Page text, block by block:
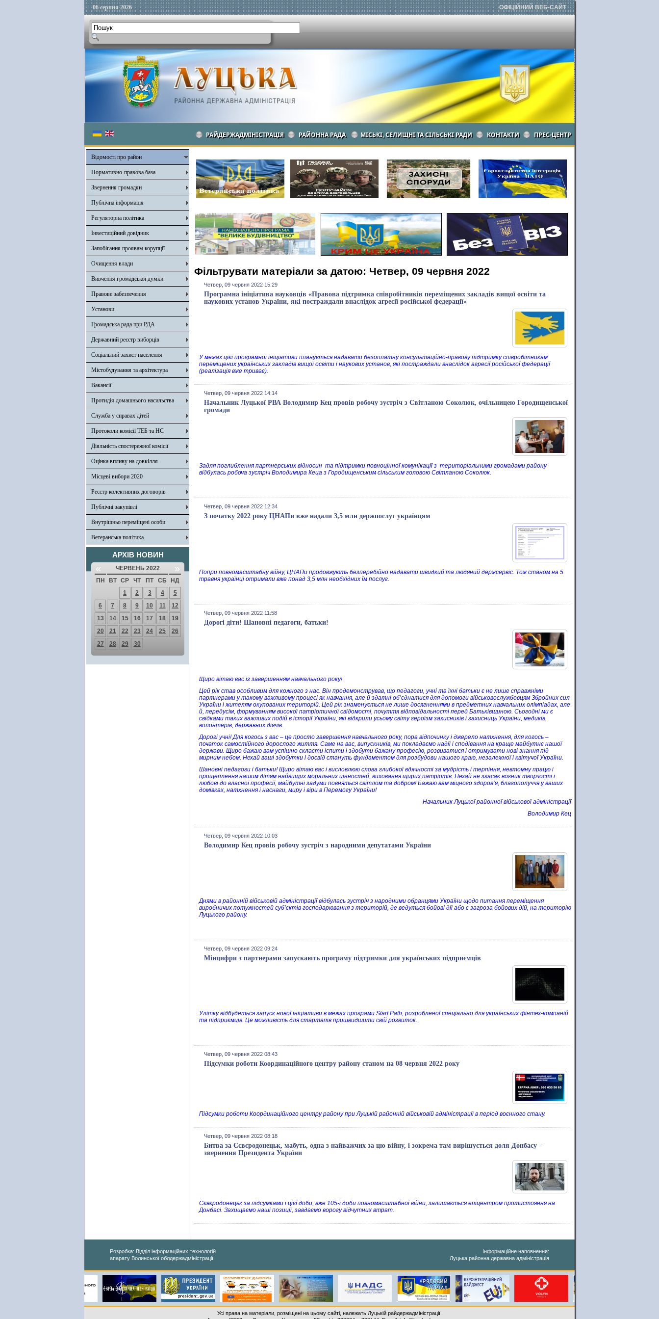
06 серпня 2026 ОФІЦІЙНИЙ ВЕБ-САЙТ
РАЙДЕРЖАДМІНІСТРАЦІЯ РАЙОННА РАДА МІСЬКІ, СЕЛИЩНІ ТА СІЛЬСЬКІ РАДИ КОНТАКТИ ПРЕС-ЦЕНТР
Відомості про район
Нормативно-правова база
Звернення громадян
Публічна інформація
Регуляторна політика
Інвестиційний довідник
Запобігання проявам корупції
Очищення влади
Вивчення громадської думки
Правове забезпечення
Установи
Громадська рада при РДА
Державний реєстр виборців
Соціальний захист населення
Містобудування та архітектура
Вакансії
Протидія домашнього насильства
Служба у справах дітей
Протоколи комісії ТЕБ та НС
Діяльність спостережної комісії
Оцінка впливу на довкілля
Місцеві вибори 2020
Реєстр колективних договорів
Публічні закупівлі
Внутрішньо переміщені особи
Ветеранська політика
АРХІВ НОВИН
« ЧЕРВЕНЬ 2022 »
ПН ВТ СР ЧТ ПТ СБ
НД
1
2 3 4
5
6
7 8 9 10 11
12
13
14 15 16 17 18
19
20
21 22 23 24 25
26
27
28 29 30
Фільтрувати матеріали за датою: Четвер, 09 червня 2022
Четвер, 09 червня 2022 15:29
Програмна ініціатива науковців «Правова підтримка співробітників переміщених закладів вищої освіти та
наукових установ України, які постраждали внаслідок агресії роcійcької федерації»
У межах цієї програмної ініціативи планується надавати безоплатну консультаційно-правову підтримку співробітникам
переміщених українських закладів вищої освіти і наукових установ, які постраждали внаслідок агресії російської федерації
(реалізація вже триває).
Четвер, 09 червня 2022 14:14
Начальник Луцької РВА Володимир Кец провів робочу зустріч з Світланою Соколюк, очільницею Городищенської
громади
Задля поглиблення партнерських відносин та підтримки повноцінної комунікації з територіальними громадами району
відбулась робоча зустріч Володимира Кеца з Городищенським сільським головою Світланою Соколюк.
Четвер, 09 червня 2022 12:34
З початку 2022 року ЦНАПи вже надали 3,5 млн держпослуг українцям
Попри повномасштабну війну, ЦНАПи продовжують безперебійно надавати швидкий та людяний держсервіс. Тож станом на 5
травня українці отримали вже понад 3,5 млн необхідних їм послуг.
Четвер, 09 червня 2022 11:58
Дорогі діти! Шановні педагоги, батьки!
Щиро вітаю вас із завершенням навчального року!
Цей рік став особливим для кожного з нас. Він продемонстрував, що педагоги, учні та їхні батьки є не лише справжніми
партнерами у такому важливому процесі як навчання, але й здатні об’єднатися для допомоги військовослужбовцям Збройних сил
України і жителям окупованих територій. Цей рік знаменується не лише досягненнями в предметних навчальних олімпіадах, але
й, передусім, формуванням високої патріотичної свідомості, почуття відповідальності перед Батьківщиною. Сьогодні ми є
свідками таких важливих подій в історії України, які відкрили усьому світу героїзм захисників і захисниць України, медиків,
волонтерів, державних діячів.
Дорогі учні! Для когось з вас – це просто завершення навчального року, пора відпочинку і джерело натхнення, для когось –
початок самостійного дорослого життя. Саме на вас, випускників, ми покладаємо надії і сподівання на краще майбутнє нашої
держави. Щиро бажаю вам успішно скласти іспити і здобути бажану професію, розвиватися і отримувати нові знання під
мирним небом. Нехай ваші здобутки і досвід стануть фундаментом для розбудови нашого краю, незалежної і квітучої України.
Шановні педагоги і батьки! Щиро вітаю вас і висловлюю слова глибокої вдячності за мудрість і терпіння, невтомну працю і
прищеплення нашим дітям найвищих моральних цінностей, виховання щирих патріотів. Нехай не згасає вогник творчості і
любові до власної професії, майбутні задуми повняться світлом та добром! Бажаю вам міцного здоров’я, благополуччя у ваших
домівках, натхнення і наснаги, миру і віри в Перемогу України!
Начальник Луцької районної військової адміністрації
Володимир Кец
Четвер, 09 червня 2022 10:03
Володимир Кец провів робочу зустріч з народними депутатами України
Днями в районній військовій адміністрації відбулась зустріч з народними обранцями України щодо питання переміщення
виробничих потужностей суб’єктів господарювання з територій, де ведуться бойові дії або є загроза бойових дій, на територію
Луцького району.
Четвер, 09 червня 2022 09:24
Мінцифри з партнерами запускають програму підтримки для українських підприємців
Улітку відбудеться запуск нової ініціативи в межах програми Start Path, розробленої спеціально для українських фінтех-компаній
та підприємців. Це можливість для стартапів пришвидшити свій розвиток.
Четвер, 09 червня 2022 08:43
Підсумки роботи Координаційного центру району станом на 08 червня 2022 року
Підсумки роботи Координаційного центру району при Луцькій районній військовій адміністрації в період воєнного стану.
Четвер, 09 червня 2022 08:18
Битва за Сєвєродонецьк, мабуть, одна з найважчих за цю війну, і зокрема там вирішується доля Донбасу –
звернення Президента України
Сєвєродонецьк за підсумками і цієї доби, вже 105-ї доби повномасштабної війни, залишається епіцентром протистояння на
Донбасі. Захищаємо наші позиції, завдаємо ворогу відчутних втрат.
Розробка: Відділ інформаційних технологій
апарату Волинської облдержадміністрації
Інформаційне наповнення:
Луцька районна державна адміністрація
Усі права на матеріали, розміщені на цьому сайті, належать Луцькій райдержадміністрації.